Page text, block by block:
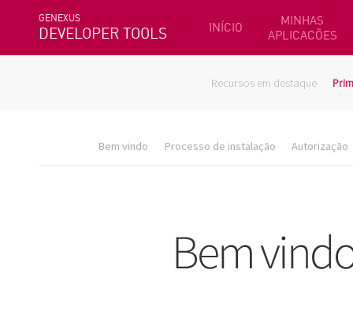
GENEXUS
DEVELOPER TOOLS INÍCIO
MINHAS
APLICACÕES
Recursos em destaque
Bem vindo Processo de instalação Autorização